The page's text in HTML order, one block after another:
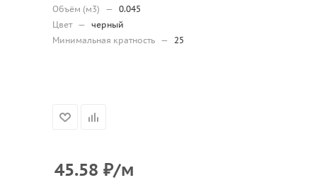
Объём (м3)
— 0.045
Цвет — черный
Минимальная кратность — 25
45.58 ₽/м